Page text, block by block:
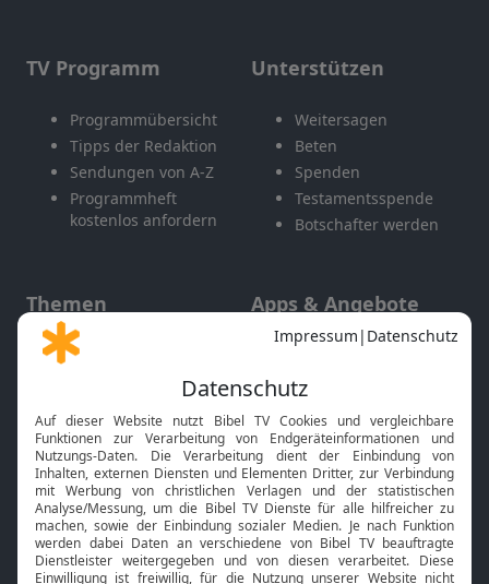
TV Programm
Programmübersicht
Tipps der Redaktion
Sendungen von A-Z
Programmheft
kostenlos anfordern
Unterstützen
Weitersagen
Beten
Spenden
Testamentsspende
Botschafter werden
Themen
Gott und Bibel erklärt
Neuigkeiten
Apps & Angebote
Mobile App
Smart TV
HbbTV
Bibelthek Online-Bibel
Nächster Gottesdienst